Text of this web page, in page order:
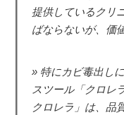
提供しているクリ
ばならないが、価
特にカビ毒出し
スツール「クロレ
クロレラ」は、品